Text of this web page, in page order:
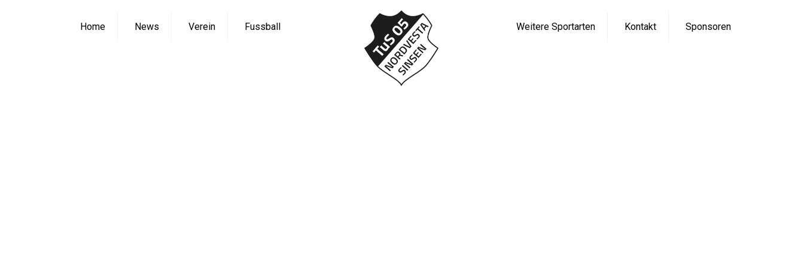
Home News Verein Fussball Weitere Sportarten Kontakt Sponsoren